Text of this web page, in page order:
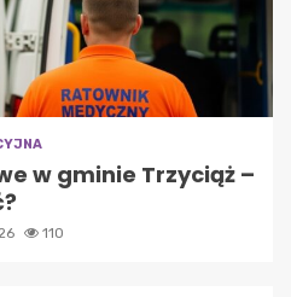
w gminie Trzyciąż –
110